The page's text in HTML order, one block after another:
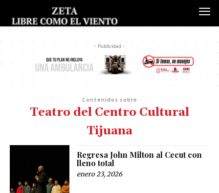
- Publicidad -
Contenidos sobre
Teatro del Centro Cultural
Tijuana
Regresa John Milton al Cecut con
lleno total
enero 23, 2026